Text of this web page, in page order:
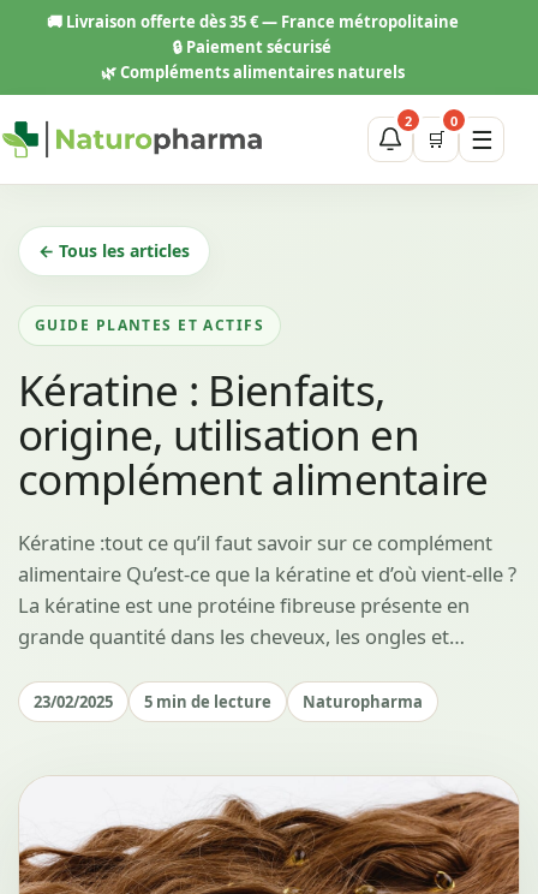
🚚 Livraison offerte dès 35 € — France métropolitaine
🔒 Paiement sécurisé
🌿 Compléments alimentaires naturels
2
🛒
0
☰
← Tous les articles
GUIDE PLANTES ET ACTIFS
Kératine : Bienfaits,
origine, utilisation en
complément alimentaire
Kératine :tout ce qu’il faut savoir sur ce complément
alimentaire Qu’est-ce que la kératine et d’où vient-elle ?
La kératine est une protéine fibreuse présente en
grande quantité dans les cheveux, les ongles et…
23/02/2025 5 min de lecture Naturopharma